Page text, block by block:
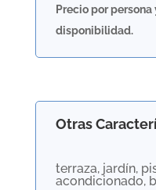
Precio por
disponibilidad.
Otras
terraza, jardín,
acondicionado,